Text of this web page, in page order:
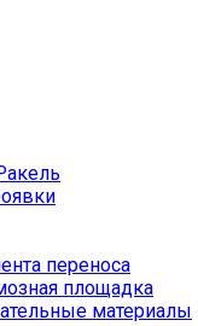
переноса
площадка
материалы